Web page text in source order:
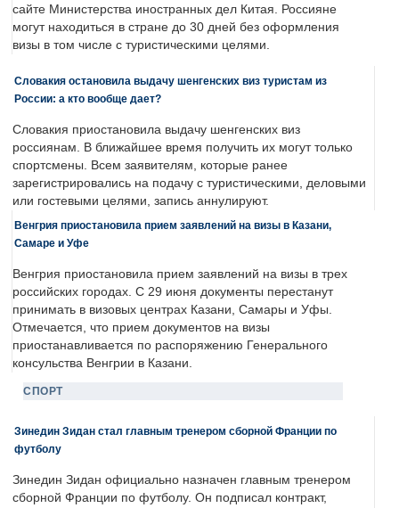
сайте Министерства иностранных дел Китая. Россияне
могут находиться в стране до 30 дней без оформления
визы в том числе с туристическими целями.
Словакия остановила выдачу шенгенских виз туристам из
России: а кто вообще дает?
Словакия приостановила выдачу шенгенских виз
россиянам. В ближайшее время получить их могут только
спортсмены. Всем заявителям, которые ранее
зарегистрировались на подачу с туристическими, деловыми
или гостевыми целями, запись аннулируют.
Венгрия приостановила прием заявлений на визы в Казани,
Самаре и Уфе
Венгрия приостановила прием заявлений на визы в трех
российских городах. С 29 июня документы перестанут
принимать в визовых центрах Казани, Самары и Уфы.
Отмечается, что прием документов на визы
приостанавливается по распоряжению Генерального
консульства Венгрии в Казани.
СПОРТ
Зинедин Зидан стал главным тренером сборной Франции по
футболу
Зинедин Зидан официально назначен главным тренером
сборной Франции по футболу. Он подписал контракт,